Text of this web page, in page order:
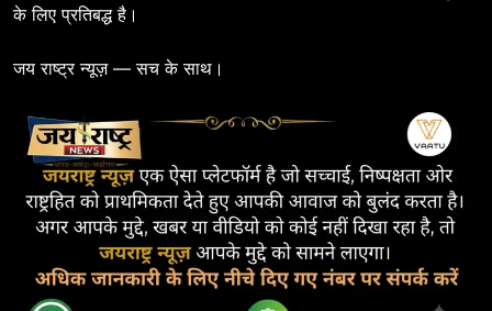
के लिए प्रतिबद्ध है।
जय राष्ट्र न्यूज़ — सच के साथ।